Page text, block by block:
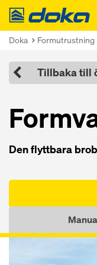
Doka
Doka Formutrustning
Tillbaka till
Den flyttbara